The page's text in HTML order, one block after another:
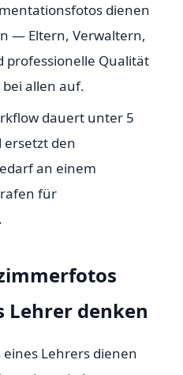
dienen
— Eltern, Verwaltern,
Qualität
allen auf.
dauert unter 5
den
an einem
für
Lehrer denken
Lehrers dienen